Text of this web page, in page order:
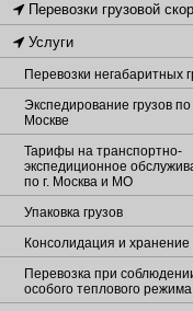
Перевозки грузовой
Услуги
Перевозки негабаритных
Экспедирование грузов по
Москве
Тарифы на транспортно-
экспедиционное
по г. Москва и МО
Упаковка грузов
Консолидация и хранение
Перевозка при
особого теплового режима